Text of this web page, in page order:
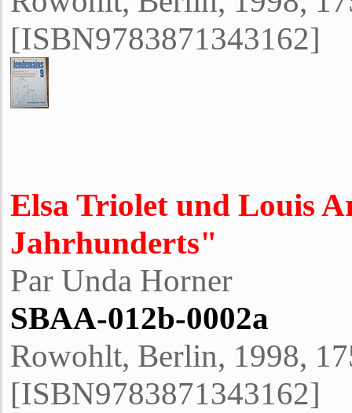
[ISBN9783871343162]
Elsa Triolet und Louis
Jahrhunderts"
Par Unda Horner
SBAA-012b-0002a
Rowohlt, Berlin, 1998,
[ISBN9783871343162]